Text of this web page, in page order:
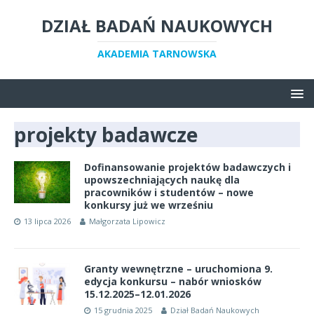
DZIAŁ BADAŃ NAUKOWYCH
AKADEMIA TARNOWSKA
projekty badawcze
Dofinansowanie projektów badawczych i
upowszechniających naukę dla
pracowników i studentów – nowe
konkursy już we wrześniu
13 lipca 2026 Małgorzata Lipowicz
Granty wewnętrzne – uruchomiona 9.
edycja konkursu – nabór wniosków
15.12.2025–12.01.2026
15 grudnia 2025 Dział Badań Naukowych